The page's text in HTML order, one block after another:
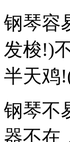
钢琴容
发梭!)
半天鸡
钢琴不
器不在